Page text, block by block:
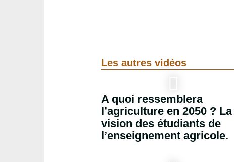
Les autres vidéos
A quoi ressemblera
l’agriculture en 2050 ? La
vision des étudiants de
l’enseignement agricole.